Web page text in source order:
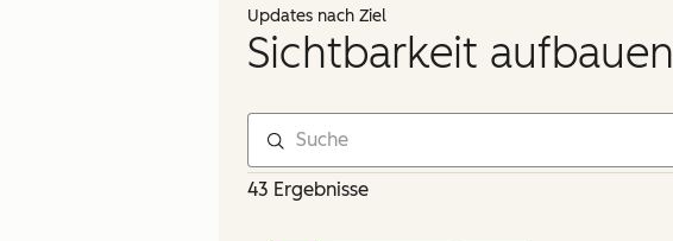
Updates nach Ziel
Sichtbarkeit aufbauen
43 Ergebnisse